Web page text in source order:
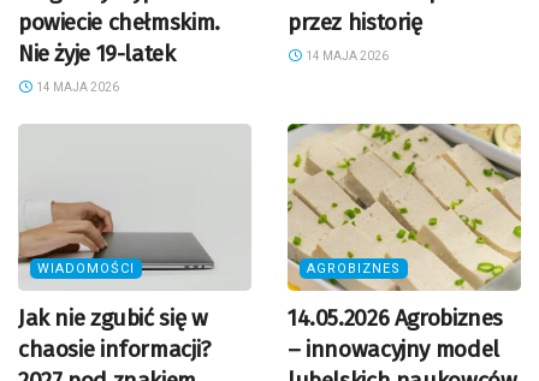
powiecie chełmskim.
Nie żyje 19-latek
14 MAJA 2026
przez historię
14 MAJA 2026
WIADOMOŚCI
Jak nie zgubić się w
chaosie informacji?
AGROBIZNES
14.05.2026 Agrobiznes
– innowacyjny model